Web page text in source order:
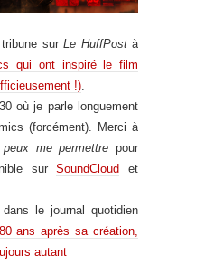
surLe HuffPostà
qui ont inspiré le film
!)
où je parle longuement
(forcément). Merci à
me permettre pour
surSoundCloud et
le journal quotidien
ans après sa création,
autant